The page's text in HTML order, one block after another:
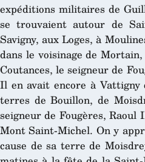
expéditions militaires de
se trouvaient autour de
Savigny, aux Loges, à
dans le voisinage de
Coutances, le seigneur de
Il en avait encore à
terres de Bouillon, de
seigneur de Fougères, Raoul
Mont Saint-Michel. On y
cause de sa terre de